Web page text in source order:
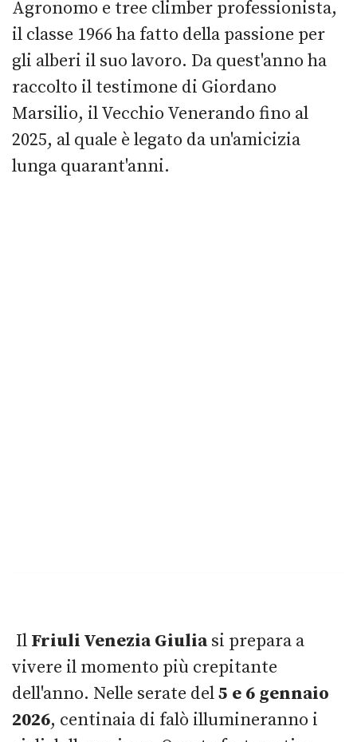
Agronomo e tree climber professionista,
il classe 1966 ha fatto della passione per
gli alberi il suo lavoro. Da quest'anno ha
raccolto il testimone di Giordano
Marsilio, il Vecchio Venerando fino al
2025, al quale è legato da un'amicizia
lunga quarant'anni.
Il Friuli Venezia Giuliasi prepara a
vivere il momento più crepitante
dell'anno. Nelle serate del5 e 6 gennaio
2026, centinaia di falò illumineranno i